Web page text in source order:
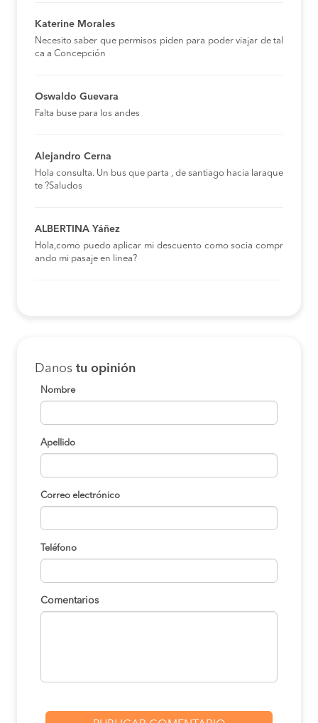
Katerine Morales
Necesito saber que permisos piden para poder viajar de tal
ca a Concepción
Oswaldo Guevara
Falta buse para los andes
Alejandro Cerna
Hola consulta. Un bus que parta , de santiago hacia laraque
te ?Saludos
ALBERTINA Yáñez
Hola,como puedo aplicar mi descuento como socia compr
ando mi pasaje en linea?
Danos tu opinión
Nombre
Apellido
Correo electrónico
Teléfono
Comentarios